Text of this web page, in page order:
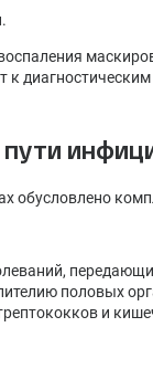
к
обусловлено
половых
и